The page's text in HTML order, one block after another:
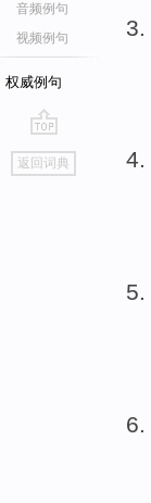
音频例句
视频例句
权威例句
go
top
返回词典